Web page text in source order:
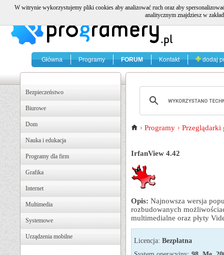
Główna Programy FORUM Kontakt dodaj
Bezpieczeństwo
Biurowe
Dom
Nauka i edukacja
Programy dla firm
Grafika
Internet
Multimedia
Systemowe
Urządzenia mobilne
Programy Przeglądarki
IrfanView 4.42
Opis: Najnowsza wersja
rozbudowanych
multimedialne oraz płyty
Licencja: Bezpłatna
W witrynie wykorzystujemy pliki cookies aby analizować ruch oraz aby
analitycznym znajdziesz w